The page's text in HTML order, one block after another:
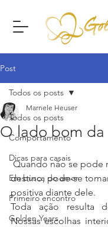
Post
Todos os posts
Comportamento
Dicas para casais
Em busca do amor
Primeiro encontro
Golden Years
Todos os posts
O lado bom da
Marnele Heuser
Quando não se pode modificar o
destino, pode-se
positiva diante dele.
Toda ação resulta
Nossas escolhas